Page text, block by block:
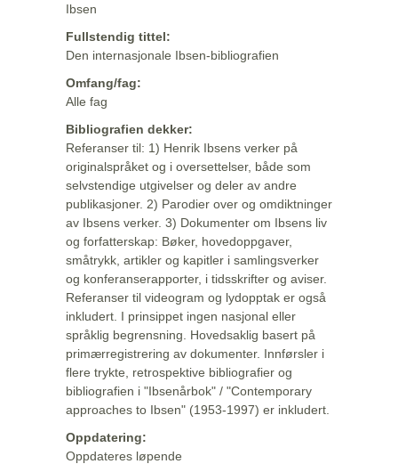
Ibsen
Fullstendig tittel:
Den internasjonale Ibsen-bibliografien
Omfang/fag:
Alle fag
Bibliografien dekker:
Referanser til: 1) Henrik Ibsens verker på
originalspråket og i oversettelser, både som
selvstendige utgivelser og deler av andre
publikasjoner. 2) Parodier over og omdiktninger
av Ibsens verker. 3) Dokumenter om Ibsens liv
og forfatterskap: Bøker, hovedoppgaver,
småtrykk, artikler og kapitler i samlingsverker
og konferanserapporter, i tidsskrifter og aviser.
Referanser til videogram og lydopptak er også
inkludert. I prinsippet ingen nasjonal eller
språklig begrensning. Hovedsaklig basert på
primærregistrering av dokumenter. Innførsler i
flere trykte, retrospektive bibliografier og
bibliografien i "Ibsenårbok" / "Contemporary
approaches to Ibsen" (1953-1997) er inkludert.
Oppdatering:
Oppdateres løpende